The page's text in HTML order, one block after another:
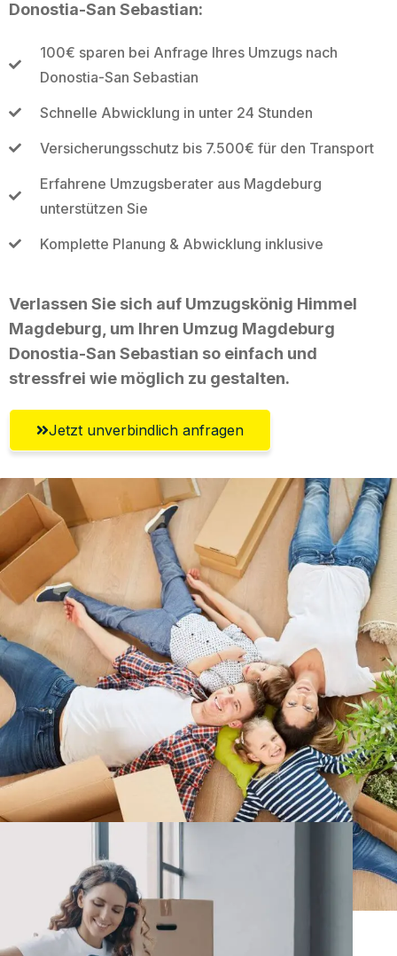
Donostia-San Sebastian:
100€ sparen bei Anfrage Ihres Umzugs nach
Donostia-San Sebastian
Schnelle Abwicklung in unter 24 Stunden
Versicherungsschutz bis 7.500€ für den Transport
Erfahrene Umzugsberater aus Magdeburg
unterstützen Sie
Komplette Planung & Abwicklung inklusive
Verlassen Sie sich auf Umzugskönig Himmel
Magdeburg, um Ihren Umzug Magdeburg
Donostia-San Sebastian so einfach und
stressfrei wie möglich zu gestalten.
Jetzt unverbindlich anfragen